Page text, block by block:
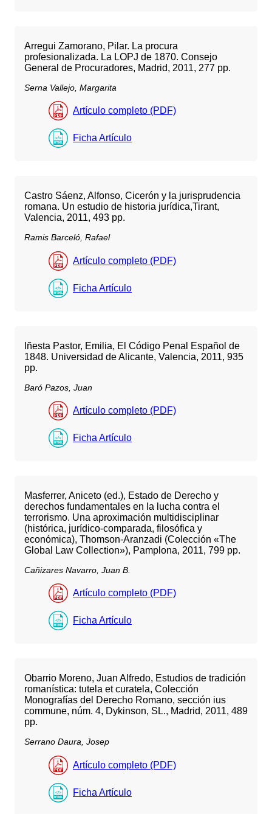
Arregui Zamorano, Pilar. La procura
profesionalizada. La LOPJ de 1870. Consejo
General de Procuradores, Madrid, 2011, 277 pp.
Serna Vallejo, Margarita
Artículo completo (PDF)
Ficha Artículo
Castro Sáenz, Alfonso, Cicerón y la jurisprudencia
romana. Un estudio de historia jurídica,Tirant,
Valencia, 2011, 493 pp.
Ramis Barceló, Rafael
Artículo completo (PDF)
Ficha Artículo
Iñesta Pastor, Emilia, El Código Penal Español de
1848. Universidad de Alicante, Valencia, 2011, 935
pp.
Baró Pazos, Juan
Artículo completo (PDF)
Ficha Artículo
Masferrer, Aniceto (ed.), Estado de Derecho y
derechos fundamentales en la lucha contra el
terrorismo. Una aproximación multidisciplinar
(histórica, jurídico-comparada, filosófica y
económica), Thomson-Aranzadi (Colección «The
Global Law Collection»), Pamplona, 2011, 799 pp.
Cañizares Navarro, Juan B.
Artículo completo (PDF)
Ficha Artículo
Obarrio Moreno, Juan Alfredo, Estudios de tradición
romanística: tutela et curatela, Colección
Monografías del Derecho Romano, sección ius
commune, núm. 4, Dykinson, SL., Madrid, 2011, 489
pp.
Serrano Daura, Josep
Artículo completo (PDF)
Ficha Artículo